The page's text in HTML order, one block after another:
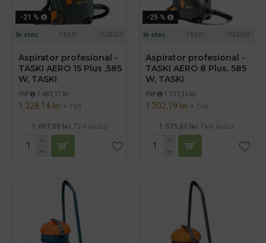
-21 %
In stoc TASKI 7524250
Aspirator profesional -
TASKI AERO 15 Plus ,585
W, TASKI
PRP 1.681,17 lei
1.328,14 lei + TVA
1.607,05 lei TVA inclus
-25 %
In stoc TASKI 7524249
Aspirator profesional -
TASKI AERO 8 Plus, 585
W, TASKI
PRP 1.731,13 lei
1.302,19 lei + TVA
1.575,65 lei TVA inclus